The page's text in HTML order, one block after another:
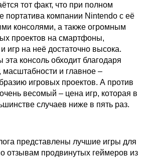
тот факт, что при полном
портатива компании Nintendo с её
консолями, а также огромным
проектов на смартфоны,
игр на неё достаточно высока.
консоль обходит благодаря
масштабности и главное –
игровых проектов. А против
весомый – цена игр, которая в
случаев ниже в пять раз.
представлены лучшие игры для
отзывам продвинутых геймеров из